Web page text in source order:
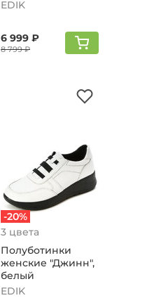
EDIK
6 999 ₽
8 799 ₽
-20%
3 цвета
Полуботинки
женские "Джинн",
белый
EDIK